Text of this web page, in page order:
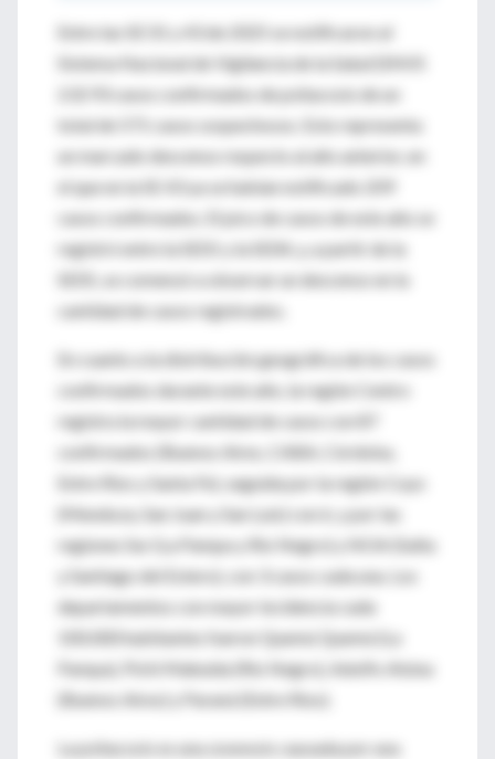
Entre las SE 01 y 43 de 2025 se notificaron al
Sistema Nacional de Vigilancia de la Salud (SNVS
2.0) 93 casos confirmados de psitacosis de un
total de 571 casos sospechosos. Esto representa
un marcado descenso respecto al año anterior, en
el que en la SE 43 ya se habían notificado 209
casos confirmados. El pico de casos de este año se
registró entre la SE01 y la SE04, y, a partir de la
SE05, se comenzó a observar un descenso en la
cantidad de casos registrados.
En cuanto a la distribución geográfica de los casos
confirmados durante este año, la región Centro
registra la mayor cantidad de casos con 87
confirmados (Buenos Aires, CABA, Córdoba,
Entre Ríos y Santa Fe), seguida por la región Cuyo
(Mendoza, San Juan y San Luis) con 6, y por las
regiones Sur (La Pampa y Río Negro) y NOA (Salta
y Santiago del Estero), con 3 casos cada una. Los
departamentos con mayor incidencia cada
100.000 habitantes fueron Quemú Quemú (La
Pampa), Pichi Mahuida (Río Negro), Adolfo Alsina
(Buenos Aires) y Paraná (Entre Ríos).
La psitacosis es una zoonosis causada por una